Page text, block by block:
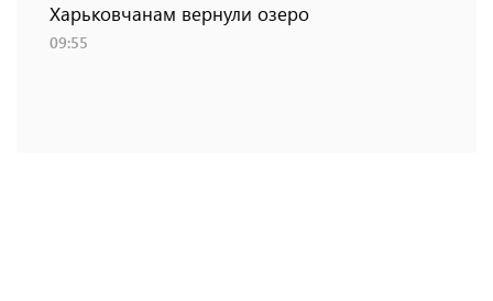
Харьковчанам вернули озеро
09:55